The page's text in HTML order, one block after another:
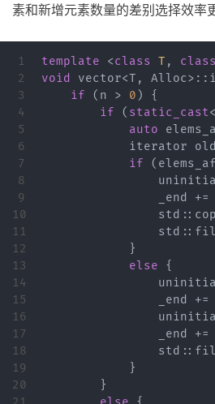
素和新增元素数量的差别选择效率
1
2
3
4
5
6
7
8
9
10
11
12
13
14
15
16
17
18
19
20
template <class T , class
void
vector<T , Alloc>::
if
( n > 0 )
{
if
( static_cast<
auto
iterator
if
(
_end
+=
std ::
std ::
}
else
{
_end
+=
_end
+=
std ::
}
}